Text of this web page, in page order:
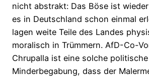
nicht abstrakt: Das Böse ist
es in Deutschland schon einmal
lagen weite Teile des Landes
moralisch in Trümmern. AfD-Co-
Chrupalla ist eine solche politische
Minderbegabung, dass der